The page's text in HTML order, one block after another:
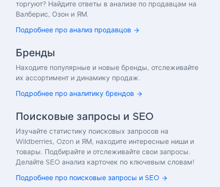
торгуют? Найдите ответы в анализе по продавцам на
Валберис, Озон и ЯМ.
Подробнее про анализ продавцов
Бренды
Находите популярные и новые бренды, отслеживайте
их ассортимент и динамику продаж.
Подробнее про аналитику брендов
Поисковые запросы и SEO
Изучайте статистику поисковых запросов на
Wildberries, Ozon и ЯМ, находите интересные ниши и
товары. Подбирайте и отслеживайте свои запросы.
Делайте SEO анализ карточек по ключевым словам!
Подробнее про поисковые запросы и SEO